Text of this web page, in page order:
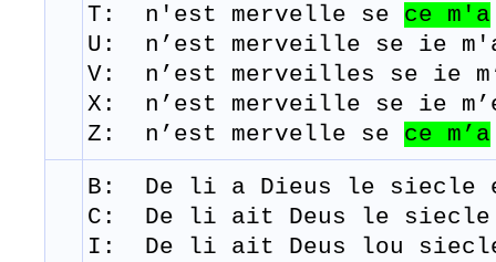
T: n'est mervelle se ce
m'a
U: n’est merveille se ie
V: n’est merveilles se ie
X: n’est merveille se ie
Z: n’est mervelle se ce m’a
B: De li a Dieus le siecle
C: De li ait Deus le siecle
I: De li ait Deus lou